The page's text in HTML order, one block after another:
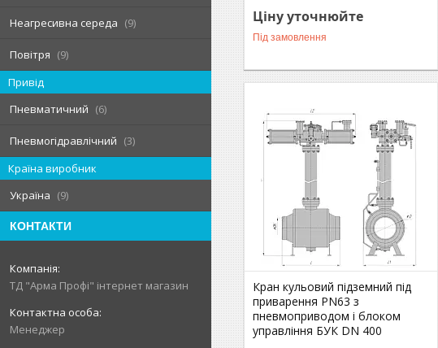
Неагресивна середа 9
Повітря
9
Привід
Пневматичний
6
Пневмогідравлічний
3
Країна виробник
Україна
9
КОНТАКТИ
ТД "Арма Профі" інтернет магазин
Менеджер
Ціну уточнюйте
Під замовлення
Кран кульовий підземний під
приварення РN63 з
пневмоприводом і блоком
управління БУК DN 400